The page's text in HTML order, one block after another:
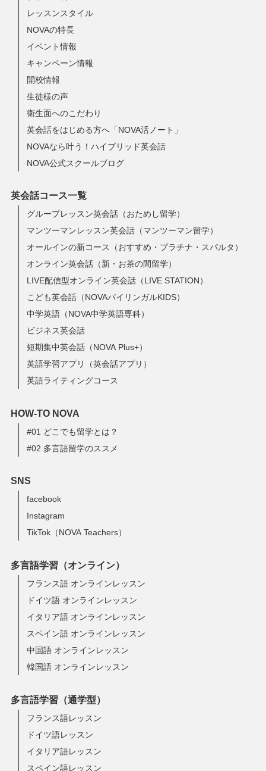
レッスンスタイル
NOVAの特長
イベント情報
キャンペーン情報
開校情報
生徒様の声
衛生面へのこだわり
英会話をはじめる方へ「NOVA活ノート」
NOVAなら叶う！ハイブリッド英会話
NOVA公式スクールブログ
英会話コース一覧
グループレッスン英会話（おためし留学）
マンツーマンレッスン英会話（マンツーマン留学）
オールインの新コース（おすすめ・プラチナ・スパルタ）
オンライン英会話（新・お茶の間留学）
LIVE配信型オンライン英会話（LIVE STATION）
こども英会話（NOVAバイリンガルKIDS）
中学英語（NOVA中学英語専科）
ビジネス英会話
短期集中英会話（NOVA Plus+）
英語学習アプリ（英会話アプリ）
英語ライティングコース
HOW-TO NOVA
#01 どこでも留学とは？
#02 多言語留学のススメ
SNS
facebook
Instagram
TikTok（NOVA Teachers）
多言語学習（オンライン）
フランス語 オンラインレッスン
ドイツ語 オンラインレッスン
イタリア語 オンラインレッスン
スペイン語 オンラインレッスン
中国語 オンラインレッスン
韓国語 オンラインレッスン
多言語学習（通学型）
フランス語レッスン
ドイツ語レッスン
イタリア語レッスン
スペイン語レッスン